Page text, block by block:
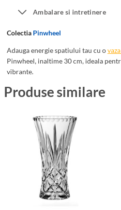
e
m
a
P
i
w
h
e
Ambalare si intretinere
Colectia Pinwheel
Adauga energie spatiului tau cu o
Pinwheel, inaltime 30 cm, ideala
vibrante.
Produse similare